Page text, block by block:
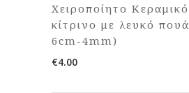
Χειροποίητο
κίτρινο με λευκό
6cm-4mm)
€4.00